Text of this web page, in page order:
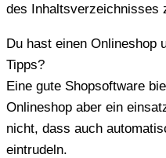
des Inhaltsverzeichnisses
Du hast einen Onlineshop
Tipps?
Eine gute Shopsoftware
Onlineshop aber ein
nicht, dass auch
eintrudeln.